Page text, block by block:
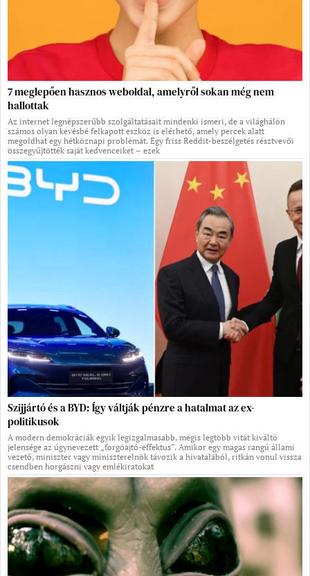
7 meglepően hasznos weboldal, amelyről sokan még nem
hallottak
Az internet legnépszerűbb szolgáltatásait mindenki ismeri, de a világhálón
számos olyan kevésbé felkapott eszköz is elérhető, amely percek alatt
megoldhat egy hétköznapi problémát. Egy friss Reddit-beszélgetés résztvevői
összegyűjtötték saját kedvenceiket – ezek
Szijjártó és a BYD: Így váltják pénzre a hatalmat az ex-
politikusok
A modern demokráciák egyik legizgalmasabb, mégis legtöbb vitát kiváltó
jelensége az úgynevezett „forgóajtó-effektus”. Amikor egy magas rangú állami
vezető, miniszter vagy miniszterelnök távozik a hivatalából, ritkán vonul vissza
csendben horgászni vagy emlékiratokat